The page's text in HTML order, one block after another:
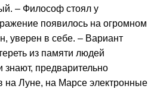
– Философ стоял у
появилось на огромном
уверен в себе. – Вариант
из памяти людей
знают, предварительно
на Луне, на Марсе электронные